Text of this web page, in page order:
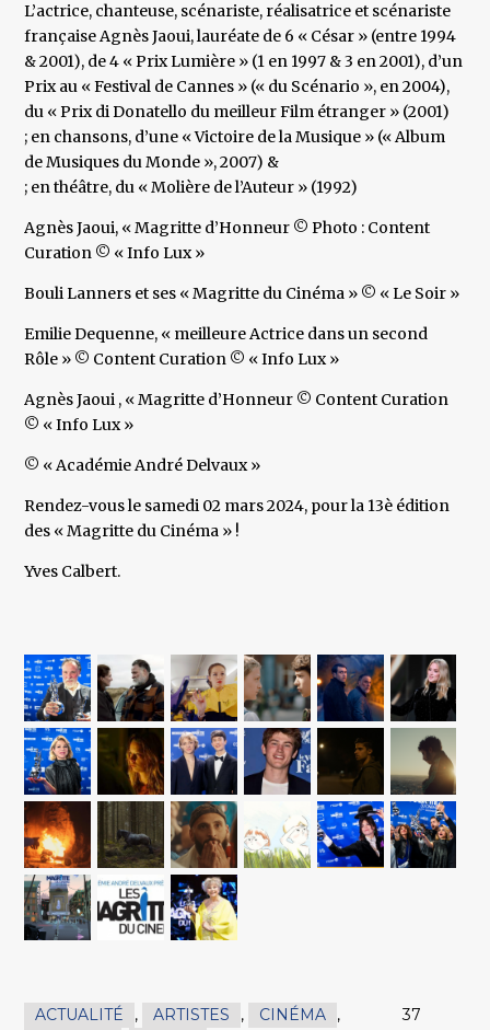
L’actrice, chanteuse, scénariste, réalisatrice et scénariste
française Agnès Jaoui, lauréate de 6 « César » (entre 1994
& 2001), de 4 « Prix Lumière » (1 en 1997 & 3 en 2001), d’un
Prix au « Festival de Cannes » (« du Scénario », en 2004),
du « Prix di Donatello du meilleur Film étranger » (2001)
; en chansons, d’une « Victoire de la Musique » (« Album
de Musiques du Monde », 2007) &
; en théâtre, du « Molière de l’Auteur » (1992)
Agnès Jaoui, « Magritte d’Honneur © Photo : Content
Curation © « Info Lux »
Bouli Lanners et ses « Magritte du Cinéma » © « Le Soir »
Emilie Dequenne, « meilleure Actrice dans un second
Rôle » © Content Curation © « Info Lux »
Agnès Jaoui , « Magritte d’Honneur © Content Curation
© « Info Lux »
© « Académie André Delvaux »
Rendez-vous le samedi 02 mars 2024, pour la 13è édition
des « Magritte du Cinéma » !
Yves Calbert.
ACTUALITÉ , ARTISTES , CINÉMA
,
37